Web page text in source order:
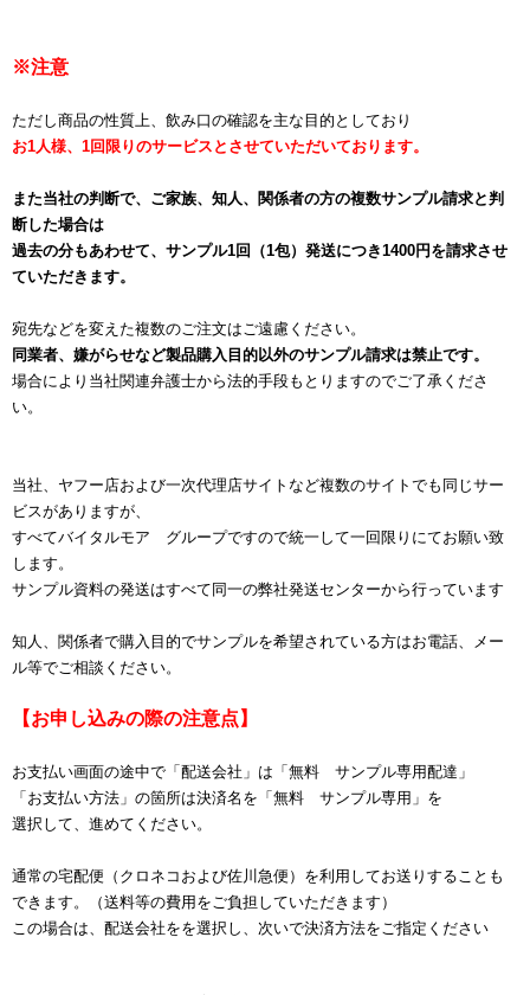
※注意
ただし商品の性質上、飲み口の確認を主な目的としており
お1人様、1回限りのサービスとさせていただいております。
また当社の判断で、ご家族、知人、関係者の方の複数サンプル請求と判
断した場合は
過去の分もあわせて、サンプル1回（1包）発送につき1400円を請求させ
ていただきます。
宛先などを変えた複数のご注文はご遠慮ください。
同業者、嫌がらせなど製品購入目的以外のサンプル請求は禁止です。
場合により当社関連弁護士から法的手段もとりますのでご了承くださ
い。
当社、ヤフー店および一次代理店サイトなど複数のサイトでも同じサー
ビスがありますが、
すべてバイタルモア グループですので統一して一回限りにてお願い致
します。
サンプル資料の発送はすべて同一の弊社発送センターから行っています
知人、関係者で購入目的でサンプルを希望されている方はお電話、メー
ル等でご相談ください。
【お申し込みの際の注意点】
お支払い画面の途中で「配送会社」は「無料 サンプル専用配達」
「お支払い方法」の箇所は決済名を「無料 サンプル専用」を
選択して、進めてください。
通常の宅配便（クロネコおよび佐川急便）を利用してお送りすることも
できます。（送料等の費用をご負担していただきます）
この場合は、配送会社をを選択し、次いで決済方法をご指定ください